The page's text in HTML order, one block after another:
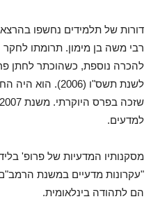
דורות של תלמידים נחשפו
רבי משה בן מימון. תרומתו
להכרה נוספת, כשהוכתר לחתן
לשנת תשס"ו
למדעים.
מסקנותיו המדעיות של פרופ'
"עקרונות מדעיים במשנת
הם לתהודה בינלאומית.